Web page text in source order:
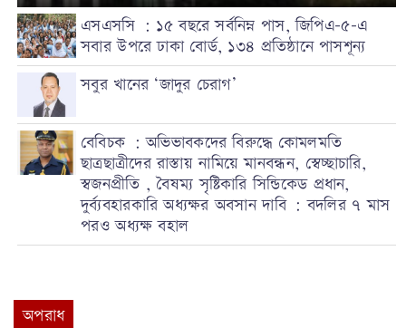
এসএসসি : ১৫ বছরে সর্বনিম্ন পাস, জিপিএ-৫-এ
সবার উপরে ঢাকা বোর্ড, ১৩৪ প্রতিষ্ঠানে পাসশূন্য
সবুর খানের ‘জাদুর চেরাগ’
বেবিচক : অভিভাবকদের বিরুদ্ধে কোমলমতি
ছাত্রছাত্রীদের রাস্তায় নামিয়ে মানবন্ধন, স্বেচ্ছাচারি,
স্বজনপ্রীতি , বৈষম্য সৃষ্টিকারি সিন্ডিকেড প্রধান,
দুর্ব্যবহারকারি অধ্যক্ষর অবসান দাবি : বদলির ৭ মাস
পরও অধ্যক্ষ বহাল
অপরাধ